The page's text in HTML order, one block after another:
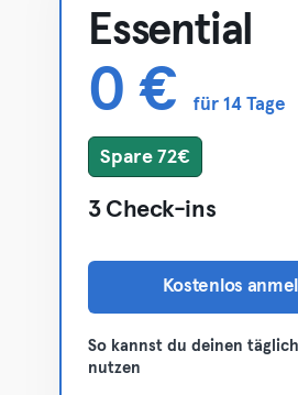
Essential
0 € für 14 Tage
Spare 72€
3 Check-ins
Kostenlos
So kannst du deinen
nutzen